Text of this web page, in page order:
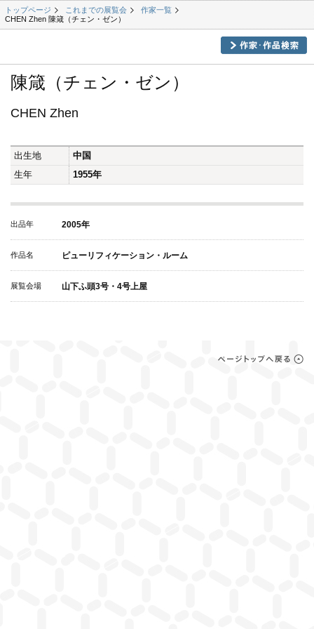
トップページ これまでの展覧会
作家一覧
CHEN Zhen 陳箴（チェン・ゼン）
陳箴（チェン・ゼン）
CHEN Zhen
出生地
中国
生年
1955年
出品年 2005年
作品名 ピューリフィケーション・ルーム
展覧会場 山下ふ頭3号・4号上屋